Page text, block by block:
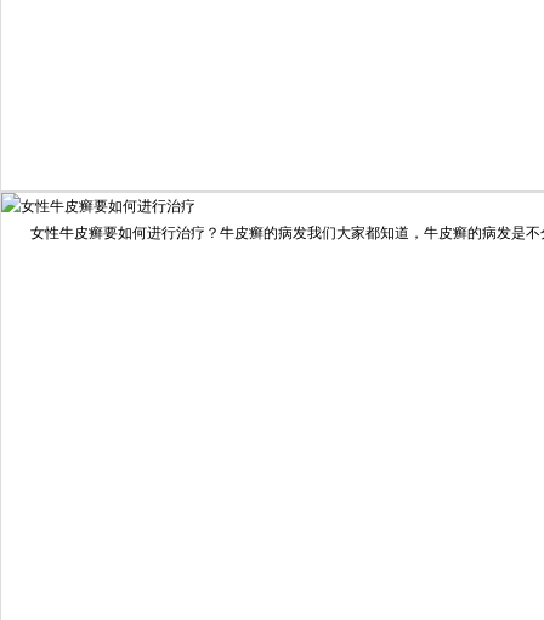
我要咨询 我要预约
女性牛皮癣要如何进行治疗？牛皮癣的病发我们大家都知道，牛皮癣的病发是不